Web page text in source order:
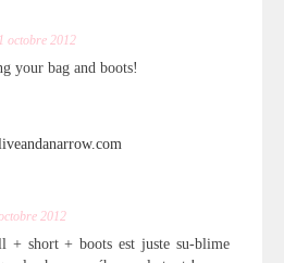
octobre 2012
your bag and boots!
2012
+ short + boots est juste su-blime